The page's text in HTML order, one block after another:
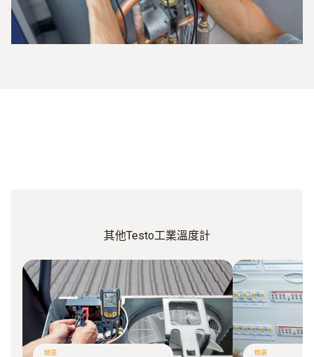
其他Testo工業溫度計
精選 精選